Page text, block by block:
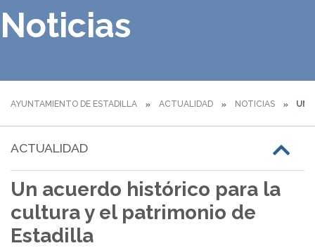
Noticias
AYUNTAMIENTO DE ESTADILLA ACTUALIDAD NOTICIAS UN
ACTUALIDAD
Un acuerdo histórico para la
cultura y el patrimonio de
Estadilla